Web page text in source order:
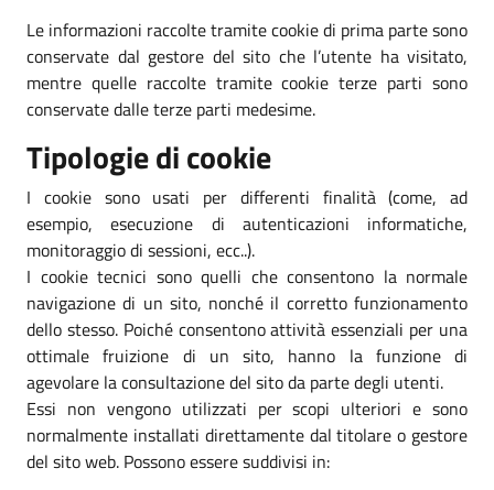
Le informazioni raccolte tramite cookie di prima parte sono
conservate dal gestore del sito che l’utente ha visitato,
mentre quelle raccolte tramite cookie terze parti sono
conservate dalle terze parti medesime.
Tipologie di cookie
I cookie sono usati per differenti finalità (come, ad
esempio, esecuzione di autenticazioni informatiche,
monitoraggio di sessioni, ecc..).
I cookie tecnici sono quelli che consentono la normale
navigazione di un sito, nonché il corretto funzionamento
dello stesso. Poiché consentono attività essenziali per una
ottimale fruizione di un sito, hanno la funzione di
agevolare la consultazione del sito da parte degli utenti.
Essi non vengono utilizzati per scopi ulteriori e sono
normalmente installati direttamente dal titolare o gestore
del sito web. Possono essere suddivisi in: